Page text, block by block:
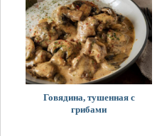
Говядина, тушенная с
грибами